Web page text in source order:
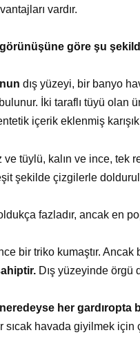
vardır.
göre şu
dış yüzeyi, bir banyo
İki taraflı tüyü olan
içerik eklenmiş
ve tüylü, kalın ve ince, tek
şekilde çizgilerle
fazladır, ancak en
bir triko kumaştır. Ancak
Dış yüzeyinde örgü
her gardıropta
sıcak havada giyilmek için